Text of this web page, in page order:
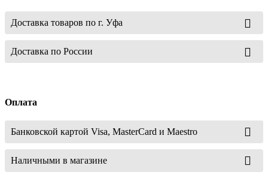
Доставка товаров по г. Уфа
Доставка по России
Оплата
Банковской картой Visa, MasterCard и Maestro
Наличными в магазине